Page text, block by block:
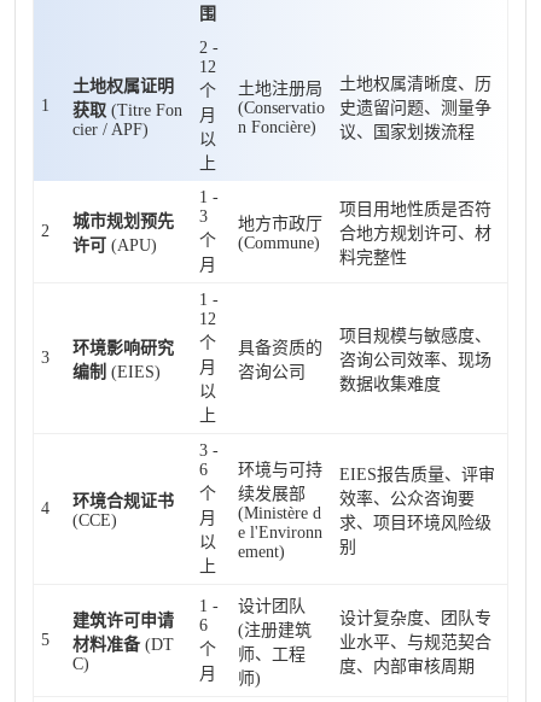
围
1
土地权属证明
获取 (Titre Fon
cier / APF)
2 -
12
个
月
以
上
土地注册局
(Conservatio
n Foncière)
土地权属清晰度、历
史遗留问题、测量争
议、国家划拨流程
2
城市规划预先
许可 (APU)
1 -
3
个
月
地方市政厅
(Commune)
项目用地性质是否符
合地方规划许可、材
料完整性
3
环境影响研究
编制 (EIES)
1 -
12
个
月
以
上
具备资质的
咨询公司
项目规模与敏感度、
咨询公司效率、现场
数据收集难度
4
环境合规证书
(CCE)
3 -
6
个
月
以
上
环境与可持
续发展部
(Ministère d
e l'Environn
ement)
EIES报告质量、评审
效率、公众咨询要
求、项目环境风险级
别
5
建筑许可申请
材料准备(DT
C)
1 -
6
个
月
设计团队
(注册建筑
师、工程
师)
设计复杂度、团队专
业水平、与规范契合
度、内部审核周期